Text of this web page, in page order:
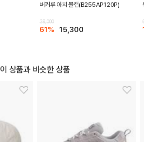
버커루 아치 볼캡(B255AP120P)
39,000
61% 15,300
이 상품과 비슷한 상품